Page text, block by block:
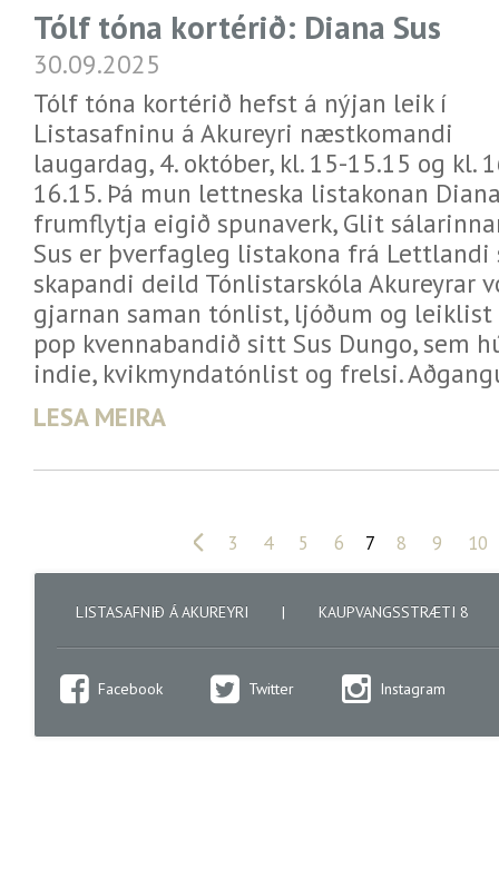
Tólf tóna kortérið: Diana Sus
30.09.2025
Tólf tóna kortérið hefst á nýjan leik í
Listasafninu á Akureyri næstkomandi
laugardag, 4. október, kl. 15-15.15 og kl.
16.15. Þá mun lettneska listakonan
frumflytja eigið spunaverk, Glit
Sus er þverfagleg listakona frá
skapandi deild Tónlistarskóla Akureyrar
gjarnan saman tónlist, ljóðum og
pop kvennabandið sitt Sus Dungo, sem
indie, kvikmyndatónlist og frelsi.
LESA MEIRA
3 4 5 6 7 8 9 10
LISTASAFNIÐ Á AKUREYRI | KAUPVANGSSTRÆTI 8
Facebook Twitter Instagram